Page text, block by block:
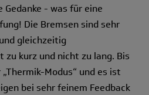
Gedanke - was für eine
Die Bremsen sind sehr
gleichzeitig
kurz und nicht zu lang. Bis
Modus“ und es ist
bei sehr feinem Feedback